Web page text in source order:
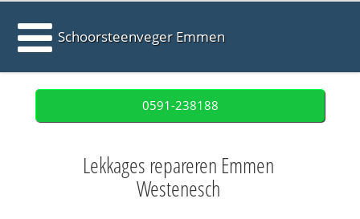
Schoorsteenveger Emmen
0591-238188
Lekkages repareren Emmen
Westenesch